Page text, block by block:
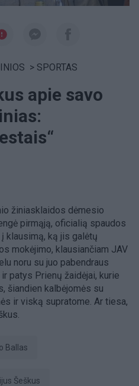
> SPORTAS
apie savo
žiniasklaidos dėmesio
pirmąją, oficialią spaudos
klausimą, ką jis galėtų
mokėjimo, klausiančiam JAV
noru su juo pabendraus
patys Prienų žaidėjai, kurie
šiandien kalbėjomės su
ir viską supratome. Ar tiesa,
Ballas
Šeškus